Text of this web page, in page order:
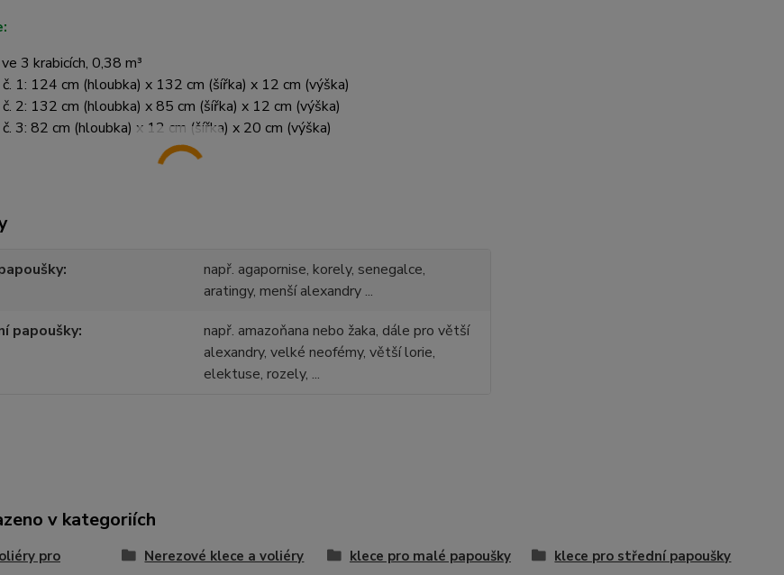
3 krabicích, 0,38 m³
č. 1: 124 cm (hloubka) x 132 cm (šířka) x 12 cm (výška)
č. 2: 132 cm (hloubka) x 85 cm (šířka) x 12 cm (výška)
č. 3: 82 cm (hloubka) x 12 cm (šířka) x 20 cm (výška)
např. agapornise, korely, senegalce,
aratingy, menší alexandry ...
papoušky
např. amazoňana nebo žaka, dále pro větší
alexandry, velké neofémy, větší lorie,
elektuse, rozely, ...
v kategoriích
pro
Nerezové klece a voliéry klece pro malé papoušky klece pro střední papoušky